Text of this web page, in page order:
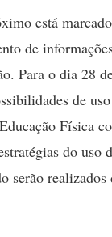
está
de
Para o dia 28
de
Física
do
serão